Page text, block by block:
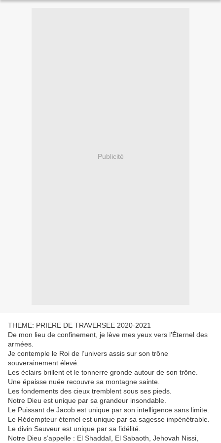
Publicité
THEME: PRIERE DE TRAVERSEE 2020-2021
De mon lieu de confinement, je lève mes yeux vers l’Éternel des
armées.
Je contemple le Roi de l’univers assis sur son trône
souverainement élevé.
Les éclairs brillent et le tonnerre gronde autour de son trône.
Une épaisse nuée recouvre sa montagne sainte.
Les fondements des cieux tremblent sous ses pieds.
Notre Dieu est unique par sa grandeur insondable.
Le Puissant de Jacob est unique par son intelligence sans limite.
Le Rédempteur éternel est unique par sa sagesse impénétrable.
Le divin Sauveur est unique par sa fidélité.
Notre Dieu s’appelle : El Shaddaï, El Sabaoth, Jehovah Nissi,